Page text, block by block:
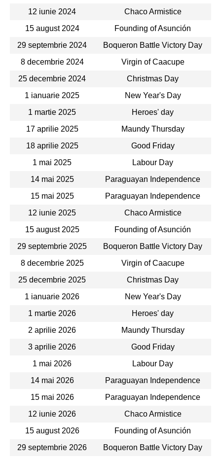
12 iunie 2024
Chaco Armistice
15 august 2024
Founding of Asunción
29 septembrie 2024
Boqueron Battle Victory Day
8 decembrie 2024
Virgin of Caacupe
25 decembrie 2024
Christmas Day
1 ianuarie 2025
New Year's Day
1 martie 2025
Heroes' day
17 aprilie 2025
Maundy Thursday
18 aprilie 2025
Good Friday
1 mai 2025
Labour Day
14 mai 2025
Paraguayan Independence
15 mai 2025
Paraguayan Independence
12 iunie 2025
Chaco Armistice
15 august 2025
Founding of Asunción
29 septembrie 2025
Boqueron Battle Victory Day
8 decembrie 2025
Virgin of Caacupe
25 decembrie 2025
Christmas Day
1 ianuarie 2026
New Year's Day
1 martie 2026
Heroes' day
2 aprilie 2026
Maundy Thursday
3 aprilie 2026
Good Friday
1 mai 2026
Labour Day
14 mai 2026
Paraguayan Independence
15 mai 2026
Paraguayan Independence
12 iunie 2026
Chaco Armistice
15 august 2026
Founding of Asunción
29 septembrie 2026
Boqueron Battle Victory Day